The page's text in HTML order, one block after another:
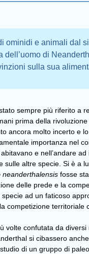
ominidi e animali dal
di
sulla sua
sempre più riferito a
prima della
ancora molto incerto e
importanza nel
e nell’andare
sulle altre specie. Si è a
neanderthalensis fosse
delle prede e la
ad un faticoso
competizione territoriale
volte confutata da
si cibassero
di un gruppo di